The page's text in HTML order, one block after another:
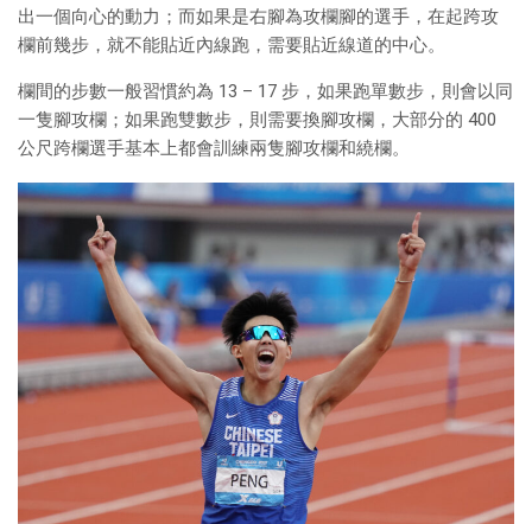
出一個向心的動力；而如果是右腳為攻欄腳的選手，在起跨攻
欄前幾步，就不能貼近內線跑，需要貼近線道的中心。
欄間的步數一般習慣約為 13 – 17 步，如果跑單數步，則會以同
一隻腳攻欄；如果跑雙數步，則需要換腳攻欄，大部分的 400
公尺跨欄選手基本上都會訓練兩隻腳攻欄和繞欄。